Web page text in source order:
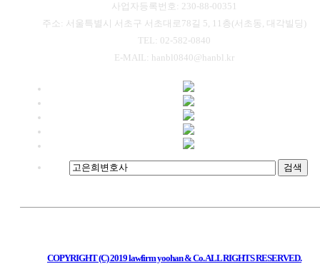
사업자등록번호: 230-88-00351
주소: 서울특별시 서초구 서초대로78길 5, 11층(서초동, 대각빌딩)
TEL: 02-582-0840
E-MAIL: hanbl0840@hanbl.kr
검색
COPYRIGHT (C) 2019 lawfirm yoohan & Co. ALL RIGHTS RESERVED.